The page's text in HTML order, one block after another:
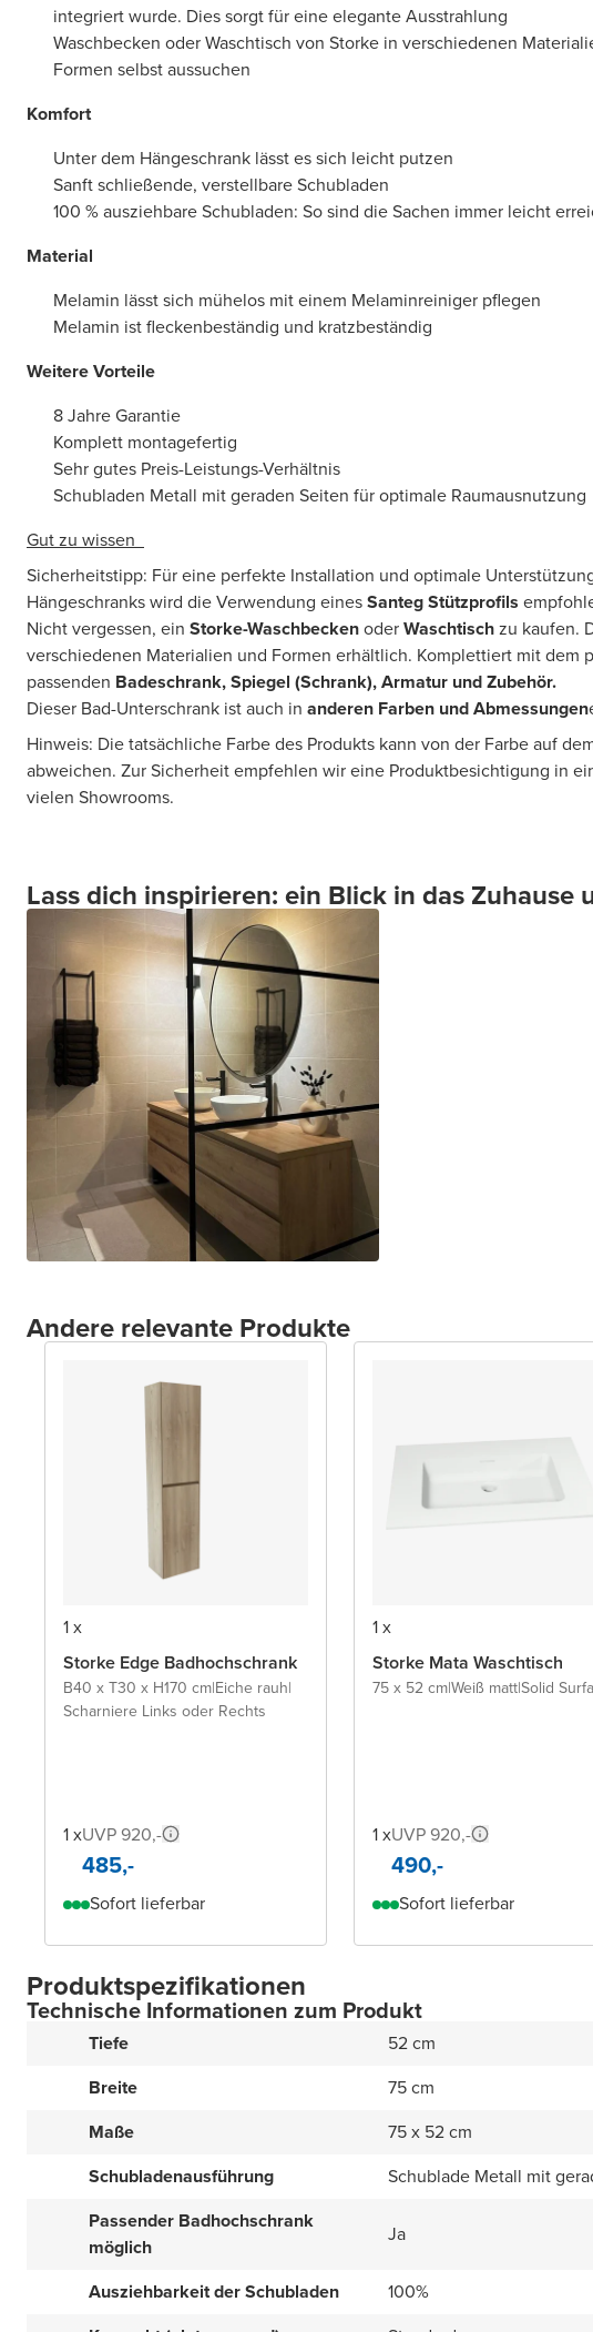
integriert wurde. Dies sorgt für eine elegante Ausstrahlung
Waschbecken oder Waschtisch von Storke in verschiedenen
Formen selbst aussuchen
Komfort
Unter dem Hängeschrank lässt es sich leicht putzen
Sanft schließende, verstellbare Schubladen
100 % ausziehbare Schubladen: So sind die Sachen immer leicht
Material
Melamin lässt sich mühelos mit einem Melaminreiniger pflegen
Melamin ist fleckenbeständig und kratzbeständig
Weitere Vorteile
8 Jahre Garantie
Komplett montagefertig
Sehr gutes Preis-Leistungs-Verhältnis
Schubladen Metall mit geraden Seiten für optimale Raumausnutzung
Gut zu wissen
Sicherheitstipp: Für eine perfekte Installation und optimale
Hängeschranks wird die Verwendung einesSanteg Stützprofils
Nicht vergessen, ein Storke-WaschbeckenoderWaschtischzu kaufen.
verschiedenen Materialien und Formen erhältlich. Komplettiert mit dem
passenden Badeschrank, Spiegel (Schrank), Armatur und Zubehör.
Dieser Bad-Unterschrank ist auch in anderen Farben und Abmessungen
Hinweis: Die tatsächliche Farbe des Produkts kann von der Farbe auf
abweichen. Zur Sicherheit empfehlen wir eine Produktbesichtigung in
vielen Showrooms.
Lass dich inspirieren: ein Blick in das Zuhause
Andere relevante Produkte
1 x
Storke Edge Badhochschrank
B40 x T30 x H170 cm|Eiche rauh|
Scharniere Links oder Rechts
1 xUVP 920,-
485,-
Sofort lieferbar
1 x
Storke Mata Waschtisch
75 x 52 cm|Weiß matt|Solid
1 xUVP 920,-
490,-
Sofort lieferbar
Produktspezifikationen
Technische Informationen zum Produkt
Tiefe
52 cm
Breite
75 cm
Maße
75 x 52 cm
Schubladenausführung
Schublade Metall mit
Passender Badhochschrank
möglich
Ja
Ausziehbarkeit der Schubladen
100%